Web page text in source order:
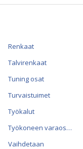
Renkaat
Talvirenkaat
Tuning osat
Turvaistuimet
Työkalut
Työkoneen varaosat
Vaihdetaan